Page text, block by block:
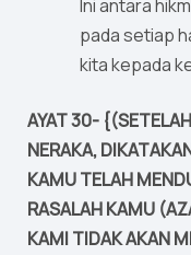
Ini antara
pada setiap
kita kepada
AYAT 30-
NERAKA,
KAMU TELAH
RASALAH KAMU
KAMI TIDAK AKAN